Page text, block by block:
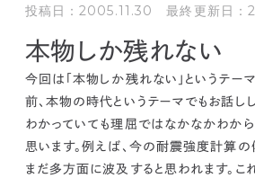
個人投資家の皆様へ
よくある質問・用語集
IRメール登録
免責事項
中途採用
お問い合わせ
kur
asul
土地活用
サイト
エリアリンクグループ
ーム
カスタマーハラスメントポリ
プラ
投稿日：2005.11.30 最終更新日：
本物しか残れない
今回は「本物しか残れない」というテー
前、本物の時代というテーマでもお話し
わかっていても理屈ではなかなかわか
思います。例えば、今の耐震強度計算
まだ多方面に波及すると思われます。こ